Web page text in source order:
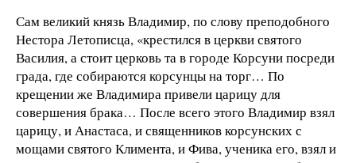
Сам великий князь Владимир, по слову преподобного
Нестора Летописца, «крестился в церкви святого
Василия, а стоит церковь та в городе Корсуни посреди
града, где собираются корсунцы на торг… По
крещении же Владимира привели царицу для
совершения брака… После всего этого Владимир взял
царицу, и Анастаса, и священников корсунских с
мощами святого Климента, и Фива, ученика его, взял и